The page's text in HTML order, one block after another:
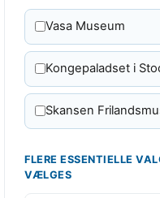
Vasa Museum
Kongepaladset i
Skansen
FLERE ESSENTIELLE
VÆLGES